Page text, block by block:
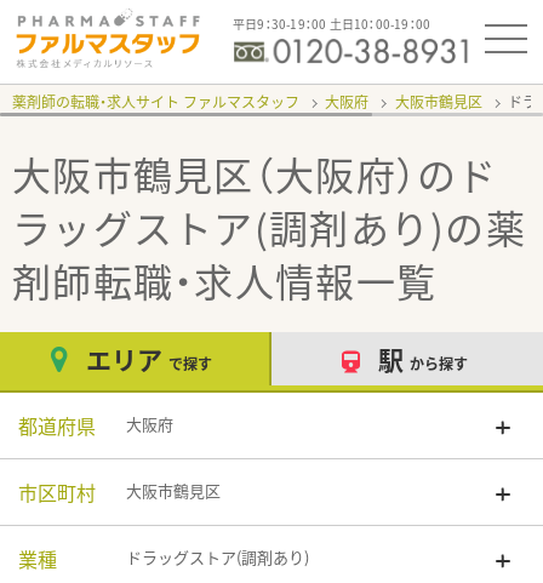
平日9：30-19：00 土日10：00-19：00
薬剤師の転職・求人サイト ファルマスタッフ 大阪府 大阪市鶴見区 ド
大阪市鶴見区（大阪府）のド
ラッグストア(調剤あり)の薬
剤師転職・求人情報一覧
エリア で探す 駅 から探す
都道府県 大阪府
市区町村 大阪市鶴見区
業種 ドラッグストア(調剤あり)